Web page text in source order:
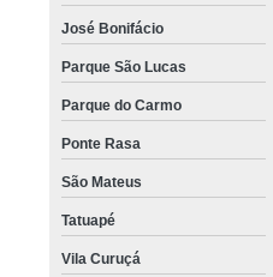
José Bonifácio
Parque São Lucas
Parque do Carmo
Ponte Rasa
São Mateus
Tatuapé
Vila Curuçá